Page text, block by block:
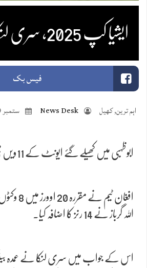
ایشیا کپ 2025، سری لنکا نے افغانستان کو شکست دے کر سپر فور مرحلے میں رسائی حاصل کرلی
فیس بک
اہم ترین,کھیل News Desk ستمبر 19, 2025
ابوظہبی میں کھیلے گئے ایونٹ کے 11ویں میچ میں افغانستان کے کپتان راشد خان نے ٹاس جیت کر پہلے بیٹنگ کا فیصلہ کیا۔
اللہ گرباز نے 14 رنز کا اضافہ کیا۔